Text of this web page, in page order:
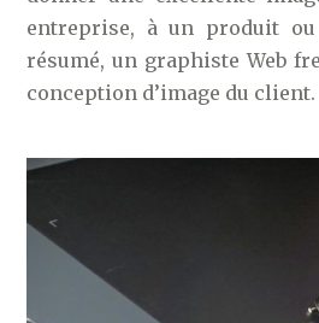
entreprise, à un produit
résumé, un graphiste Web
conception d’image du client.